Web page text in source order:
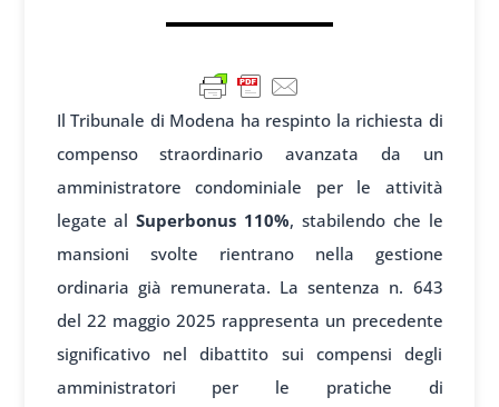
Il Tribunale di Modena ha respinto la richiesta di
compenso straordinario avanzata da un
amministratore condominiale per le attività
legate alSuperbonus 110%, stabilendo che le
mansioni svolte rientrano nella gestione
ordinaria già remunerata. La sentenza n. 643
del 22 maggio 2025 rappresenta un precedente
significativo nel dibattito sui compensi degli
amministratori per le pratiche di